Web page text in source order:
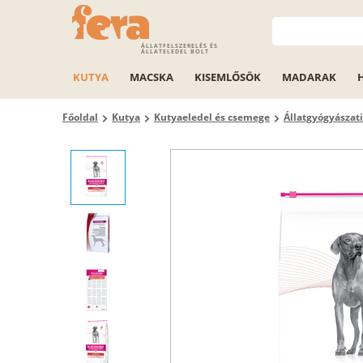
ÁLLATFELSZERELÉS ÉS
ÁLLATELEDEL BOLT
KUTYA MACSKA KISEMLŐSÖK MADARAK
Főoldal Kutya Kutyaeledel és csemege